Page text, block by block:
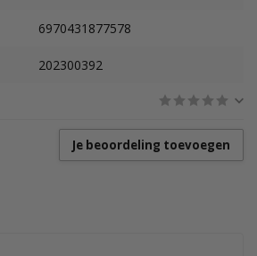
6970431877578
202300392
Je beoordeling toevoegen